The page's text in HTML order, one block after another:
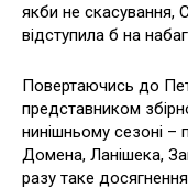
якби не скасування,
відступила б на
Повертаючись до
представником
нинішньому сезоні –
Домена, Ланішека,
разу таке досягнення